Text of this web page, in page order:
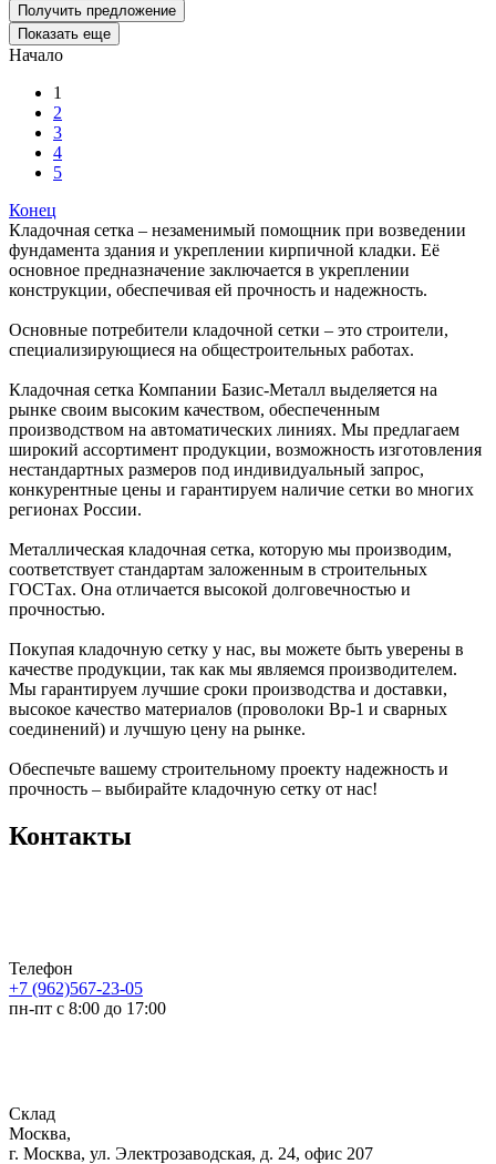
Получить предложение
Показать еще
Начало
1
2
3
4
5
Конец
Кладочная сетка – незаменимый помощник при возведении
фундамента здания и укреплении кирпичной кладки. Её
основное предназначение заключается в укреплении
конструкции, обеспечивая ей прочность и надежность.
Основные потребители кладочной сетки – это строители,
специализирующиеся на общестроительных работах.
Кладочная сетка Компании Базис-Металл выделяется на
рынке своим высоким качеством, обеспеченным
производством на автоматических линиях. Мы предлагаем
широкий ассортимент продукции, возможность изготовления
нестандартных размеров под индивидуальный запрос,
конкурентные цены и гарантируем наличие сетки во многих
регионах России.
Металлическая кладочная сетка, которую мы производим,
соответствует стандартам заложенным в строительных
ГОСТах. Она отличается высокой долговечностью и
прочностью.
Покупая кладочную сетку у нас, вы можете быть уверены в
качестве продукции, так как мы являемся производителем.
Мы гарантируем лучшие сроки производства и доставки,
высокое качество материалов (проволоки Вр-1 и сварных
соединений) и лучшую цену на рынке.
Обеспечьте вашему строительному проекту надежность и
прочность – выбирайте кладочную сетку от нас!
Контакты
Телефон
+7 (962)567-23-05
пн-пт с 8:00 до 17:00
Склад
Москва,
г. Москва, ул. Электрозаводская, д. 24, офис 207